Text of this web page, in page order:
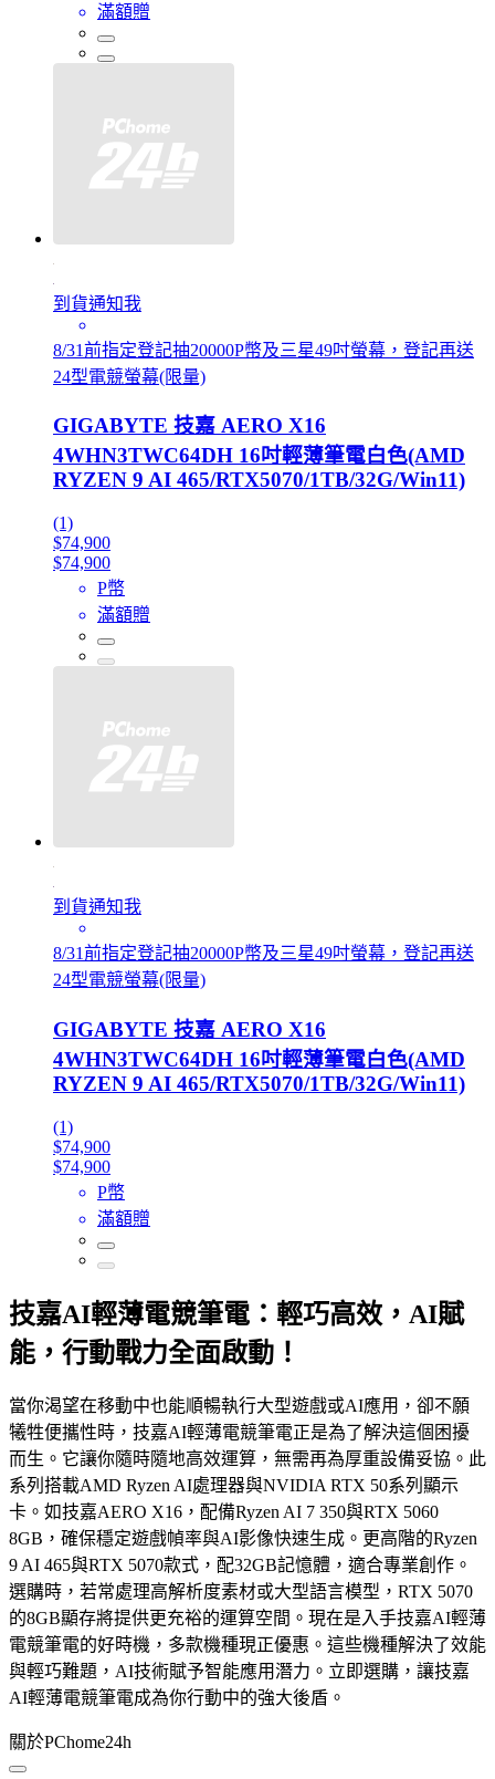
滿額贈
到貨通知我
8/31前指定登記抽20000P幣及三星49吋螢幕，登記再送
24型電競螢幕(限量)
GIGABYTE 技嘉 AERO X16
4WHN3TWC64DH 16吋輕薄筆電白色(AMD
RYZEN 9 AI 465/RTX5070/1TB/32G/Win11)
(1)
$74,900
$74,900
P幣
滿額贈
到貨通知我
8/31前指定登記抽20000P幣及三星49吋螢幕，登記再送
24型電競螢幕(限量)
GIGABYTE 技嘉 AERO X16
4WHN3TWC64DH 16吋輕薄筆電白色(AMD
RYZEN 9 AI 465/RTX5070/1TB/32G/Win11)
(1)
$74,900
$74,900
P幣
滿額贈
技嘉AI輕薄電競筆電：輕巧高效，AI賦
能，行動戰力全面啟動！
當你渴望在移動中也能順暢執行大型遊戲或AI應用，卻不願
犧牲便攜性時，技嘉AI輕薄電競筆電正是為了解決這個困擾
而生。它讓你隨時隨地高效運算，無需再為厚重設備妥協。此
系列搭載AMD Ryzen AI處理器與NVIDIA RTX 50系列顯示
卡。如技嘉AERO X16，配備Ryzen AI 7 350與RTX 5060
8GB，確保穩定遊戲幀率與AI影像快速生成。更高階的Ryzen
9 AI 465與RTX 5070款式，配32GB記憶體，適合專業創作。
選購時，若常處理高解析度素材或大型語言模型，RTX 5070
的8GB顯存將提供更充裕的運算空間。現在是入手技嘉AI輕薄
電競筆電的好時機，多款機種現正優惠。這些機種解決了效能
與輕巧難題，AI技術賦予智能應用潛力。立即選購，讓技嘉
AI輕薄電競筆電成為你行動中的強大後盾。
關於PChome24h